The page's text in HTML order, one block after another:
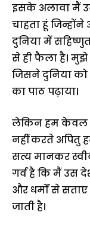
इसके अलावा मैं
चाहता हूं
दुनिया में
से ही फैला है। मुझे
जिसने दुनिया को
का पाठ पढ़ाया।
लेकिन हम केवल
नहीं करते अपितु
सत्य मानकर
गर्व है कि मैं उस
और धर्मों से
जाती है।